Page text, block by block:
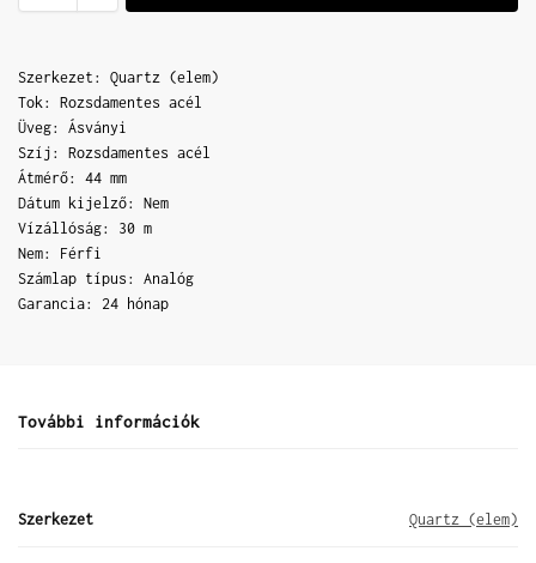
Szerkezet: Quartz (elem)
Tok: Rozsdamentes acél
Üveg: Ásványi
Szíj: Rozsdamentes acél
Átmérő: 44 mm
Dátum kijelző: Nem
Vízállóság: 30 m
Nem: Férfi
Számlap típus: Analóg
Garancia: 24 hónap
További információk
Szerkezet Quartz (elem)